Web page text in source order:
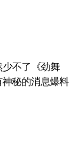
不了《劲舞
秘的消息爆料